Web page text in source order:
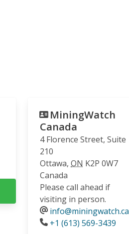
MiningWatch
Canada
4 Florence Street, Suite
210
Ottawa, ON K2P 0W7
Canada
Please call ahead if
visiting in person.
info@miningwatch.ca
Phone
+1 (613) 569-3439